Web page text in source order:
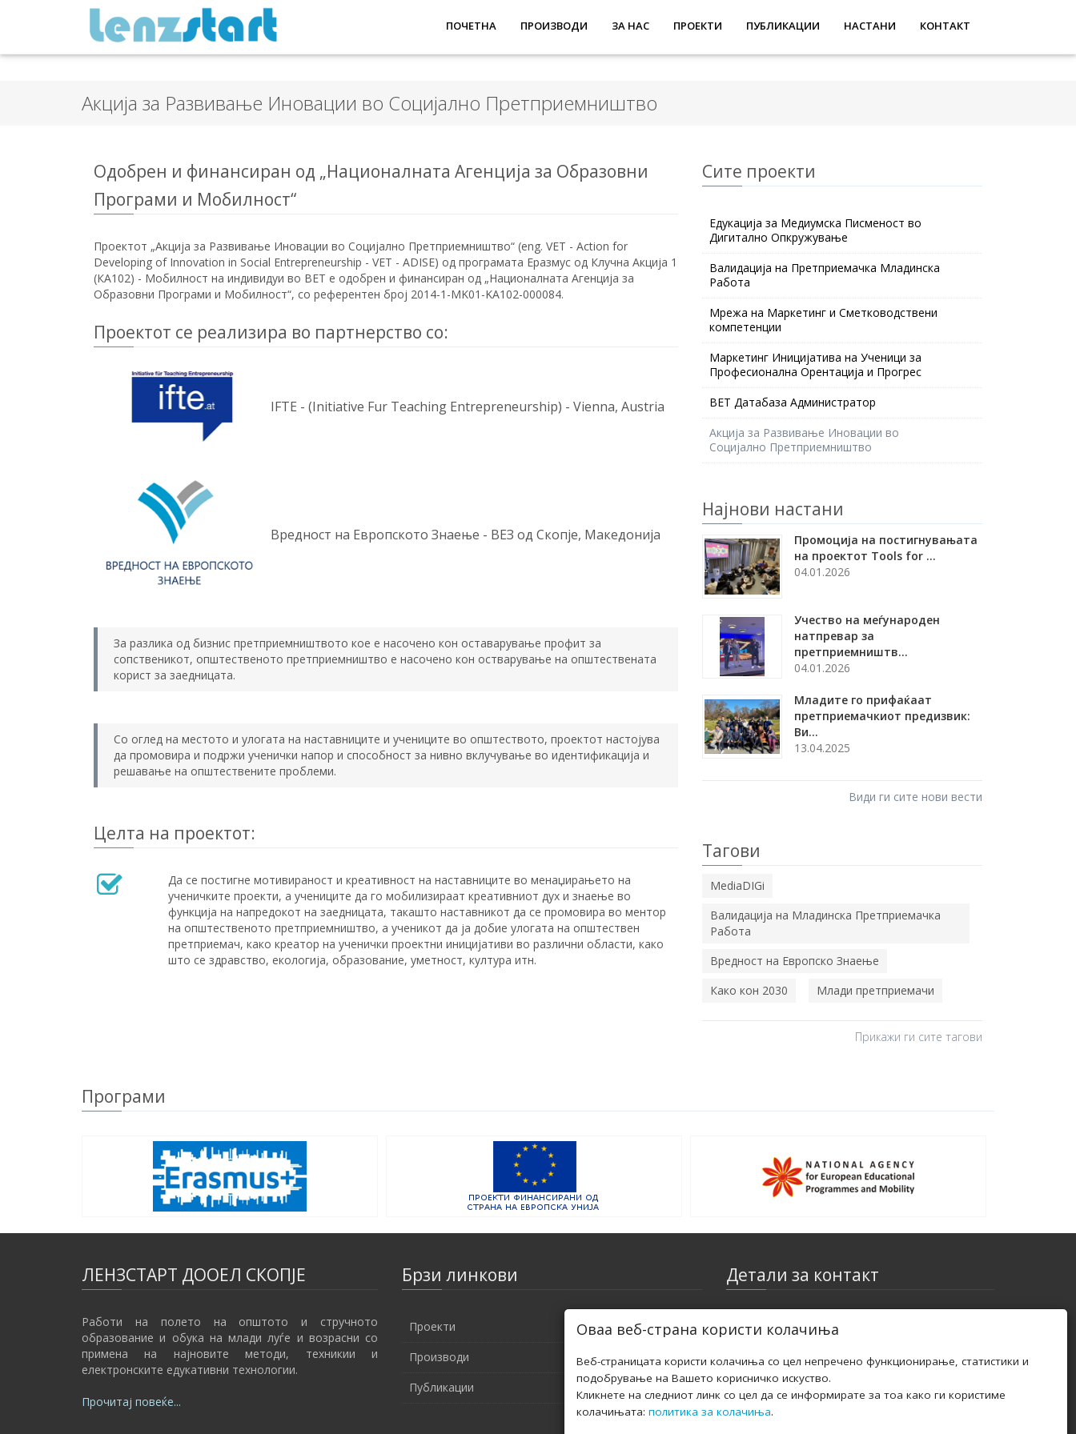
ПОЧЕТНА ПРОИЗВОДИ ЗА НАС ПРОЕКТИ ПУБЛИКАЦИИ НАСТАНИ КОНТАКТ
Акција за Развивање Иновации во Социјално Претприемништво
Oдобрен и финансиран од „Националната Агенција за Образовни
Програми и Мобилност“
Проектот „Акција за Развивање Иновации во Социјално Претприемништво“ (eng. VET - Action for
Developing of Innovation in Social Entrepreneurship - VET - АDISE) од програмата Еразмус од Клучна Акција 1
(КА102) - Мобилност на индивидуи во ВЕТ е одобрен и финансиран од „Националната Агенција за
Образовни Програми и Мобилност“, со референтен број 2014-1-MK01-KA102-000084.
Проектот се реализира во партнерство со:
IFTE - (Initiative Fur Teaching Entrepreneurship) - Vienna, Austria
Вредност на Европското Знаење - ВЕЗ од Скопје, Македонија
За разлика од бизнис претприемништвото кое е насочено кон оставарување профит за
сопственикот, општественото претприемништво е насочено кон остварување на општествената
корист за заедницата.
Со оглед на местото и улогата на наставниците и учениците во општеството, проектот настојува
да промовира и подржи ученички напор и способност за нивно вклучување во идентификација и
решавање на општествените проблеми.
Целта на проектот:
Да се постигне мотивираност и креативност на наставниците во менаџирањето на
ученичките проекти, а учениците да го мобилизираат креативниот дух и знаење во
функција на напредокот на заедницата, такашто наставникот да се промовира во ментор
на општественото претприемништво, а ученикот да ја добие улогата на општествен
претприемач, како креатор на ученички проектни иницијативи во различни области, како
што се здравство, екологија, образование, уметност, култура итн.
Сите проекти
Едукација за Медиумска Писменост во
Дигитално Опкружување
Валидација на Претприемачка Младинска
Работа
Мрежа на Маркетинг и Сметководствени
компетенции
Маркетинг Иницијатива на Ученици за
Професионална Орентација и Прогрес
ВЕТ Датабаза Администратор
Акција за Развивање Иновации во
Социјално Претприемништво
Најнови настани
Промоција на постигнувањата
на проектот Tools for ...
04.01.2026
Учество на меѓународен
натпревар за
претприемништв...
04.01.2026
Младите го прифаќаат
претприемачкиот предизвик:
Ви...
13.04.2025
Види ги сите нови вести
Тагови
MediaDIGi
Валидација на Младинска Претприемачка
Работа
Вредност на Европско Знаење
Како кон 2030
Млади претприемачи
Прикажи ги сите тагови
Програми
ЛЕНЗСТАРТ ДООЕЛ СКОПЈЕ
Работи на полето на општото и стручното
образование и обука на млади луѓе и возрасни со
примена на најновите методи, техникии и
електронските едукативни технологии.
Прочитај повеќе...
Брзи линкови
Проекти
Производи
Публикации
Детали за контакт
Адреса: Улица, Број, ГрадАдреса: Бул. 8 ми
Септември бр.8 - 2/12 Скопје, Р. Македонија
Оваа веб-страна користи колачиња
Веб-страницата користи колачиња со цел непречено функционирање, статистики и
подобрување на Вашето корисничко искуство.
Кликнете на следниот линк со цел да се информирате за тоа како ги користиме
колачињата: политика за колачиња.